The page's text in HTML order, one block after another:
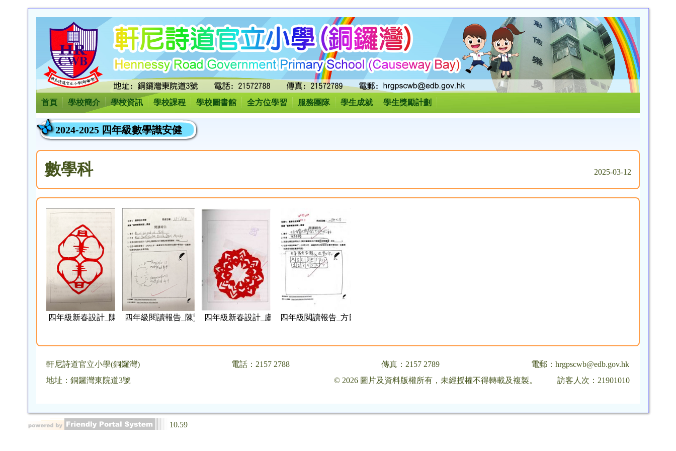
首頁 學校簡介 學校資訊 學校課程 學校圖書館 全方位學習 服務團隊 學生成就 學生獎勵計劃
2024-2025 四年級數學識安健
數學科 2025-03-12
四年級新春設計_陳瑀淇四年級閱讀報告_陳賢澤四年級新春設計_盧巧玥四年級閲讀報告_方日臻
軒尼詩道官立小學(銅鑼灣) 電話：2157 2788 傳真：2157 2789 電郵：hrgpscwb@edb.gov.hk
地址：銅鑼灣東院道3號
© 2026 圖片及資料版權所有，未經授權不得轉載及複製。 訪客人次：21901010
10.59